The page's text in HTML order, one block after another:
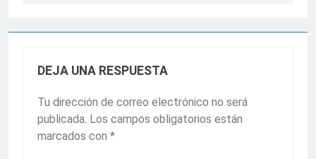
DEJA UNA RESPUESTA
Tu dirección de correo electrónico no será
publicada. Los campos obligatorios están
marcados con *